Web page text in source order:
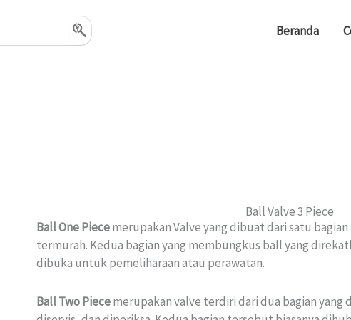
Beranda
Ball Valve 3 Piece
Ball One Piecemerupakan Valve yang dibuat dari satu
termurah. Kedua bagian yang membungkus ball yang
dibuka untuk pemeliharaan atau perawatan.
Ball Two Piecemerupakan valve terdiri dari dua bagian